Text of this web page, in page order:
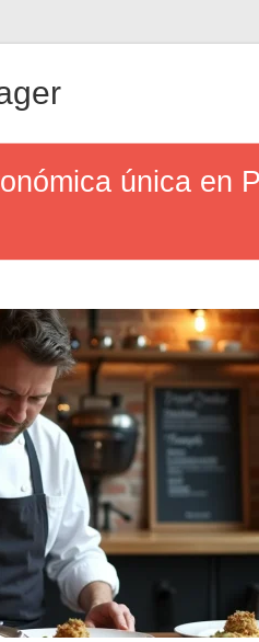
única en